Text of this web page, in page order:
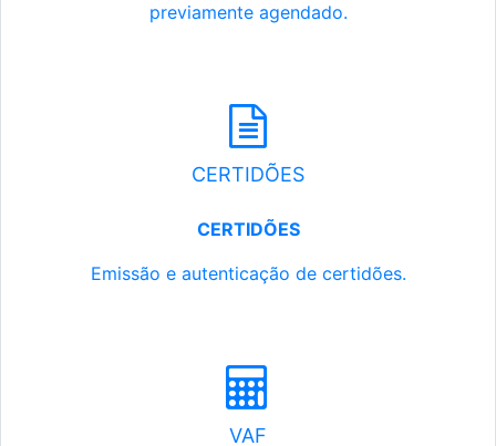
previamente agendado.
CERTIDÕES
CERTIDÕES
Emissão e autenticação de certidões.
VAF